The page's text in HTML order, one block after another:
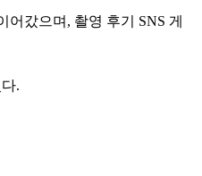
갔으며, 촬영 후기 SNS 게
.